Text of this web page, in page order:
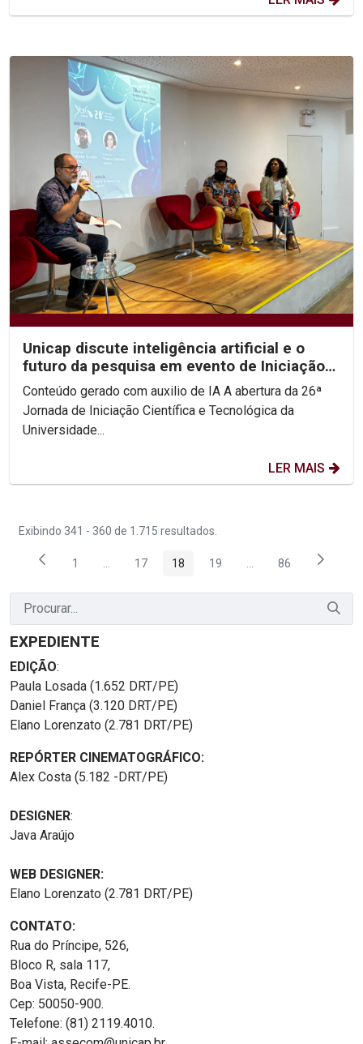
Unicap discute inteligência artificial e o
futuro da pesquisa em evento de Iniciação
Científica
Conteúdo gerado com auxilio de IA A abertura da 26ª
Jornada de Iniciação Científica e Tecnológica da
Universidade...
LER MAIS
Exibindo 341 - 360 de 1.715 resultados.
Página
1 Páginas intermediárias Usar ABA para navegar.
Página
17 Página
18 Página
19 PáginasPágina
86
EXPEDIENTE
EDIÇÃO:
Paula Losada (1.652 DRT/PE)
Daniel França (3.120 DRT/PE)
Elano Lorenzato (2.781 DRT/PE)
REPÓRTER CINEMATOGRÁFICO:
Alex Costa (5.182 -DRT/PE)
DESIGNER:
Java Araújo
WEB DESIGNER:
Elano Lorenzato (2.781 DRT/PE)
CONTATO:
Rua do Príncipe, 526,
Bloco R, sala 117,
Boa Vista, Recife-PE.
Cep: 50050-900.
Telefone: (81) 2119.4010.